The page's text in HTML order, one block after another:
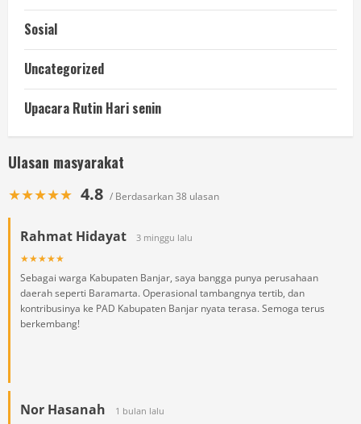
Sosial
Uncategorized
Upacara Rutin Hari senin
Ulasan masyarakat
★★★★★ 4.8 / Berdasarkan 38 ulasan
Rahmat Hidayat 3 minggu lalu
★★★★★
Sebagai warga Kabupaten Banjar, saya bangga punya perusahaan
daerah seperti Baramarta. Operasional tambangnya tertib, dan
kontribusinya ke PAD Kabupaten Banjar nyata terasa. Semoga terus
berkembang!
Nor Hasanah 1 bulan lalu